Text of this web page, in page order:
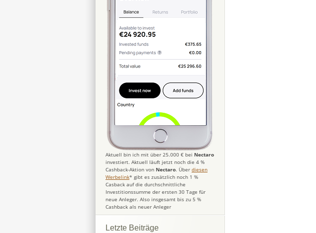
Aktuell bin ich mit über 25.000 € bei Nectaro
investiert. Aktuell läuft jetzt noch die 4 %
Cashback-Aktion von Nectaro. Über diesen
Werbelink* gibt es zusätzlich noch 1 %
Casback auf die durchschnittliche
Investitionssumme der ersten 30 Tage für
neue Anleger. Also insgesamt bis zu 5 %
Cashback als neuer Anleger
Letzte Beiträge